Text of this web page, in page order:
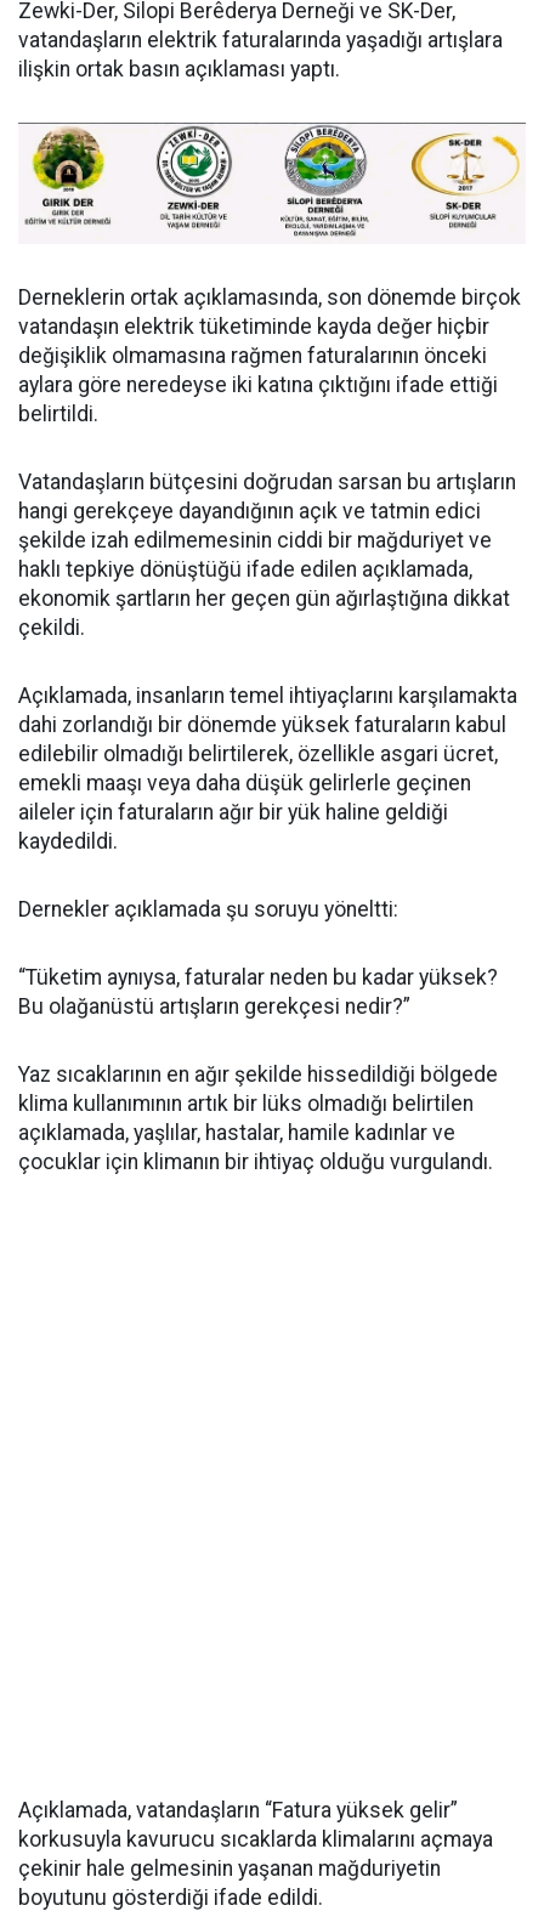
Zewki-Der, Silopi Berêderya Derneği ve SK-Der,
vatandaşların elektrik faturalarında yaşadığı artışlara
ilişkin ortak basın açıklaması yaptı.
Derneklerin ortak açıklamasında, son dönemde birçok
vatandaşın elektrik tüketiminde kayda değer hiçbir
değişiklik olmamasına rağmen faturalarının önceki
aylara göre neredeyse iki katına çıktığını ifade ettiği
belirtildi.
Vatandaşların bütçesini doğrudan sarsan bu artışların
hangi gerekçeye dayandığının açık ve tatmin edici
şekilde izah edilmemesinin ciddi bir mağduriyet ve
haklı tepkiye dönüştüğü ifade edilen açıklamada,
ekonomik şartların her geçen gün ağırlaştığına dikkat
çekildi.
Açıklamada, insanların temel ihtiyaçlarını karşılamakta
dahi zorlandığı bir dönemde yüksek faturaların kabul
edilebilir olmadığı belirtilerek, özellikle asgari ücret,
emekli maaşı veya daha düşük gelirlerle geçinen
aileler için faturaların ağır bir yük haline geldiği
kaydedildi.
Dernekler açıklamada şu soruyu yöneltti:
“Tüketim aynıysa, faturalar neden bu kadar yüksek?
Bu olağanüstü artışların gerekçesi nedir?”
Yaz sıcaklarının en ağır şekilde hissedildiği bölgede
klima kullanımının artık bir lüks olmadığı belirtilen
açıklamada, yaşlılar, hastalar, hamile kadınlar ve
çocuklar için klimanın bir ihtiyaç olduğu vurgulandı.
Açıklamada, vatandaşların “Fatura yüksek gelir”
korkusuyla kavurucu sıcaklarda klimalarını açmaya
çekinir hale gelmesinin yaşanan mağduriyetin
boyutunu gösterdiği ifade edildi.